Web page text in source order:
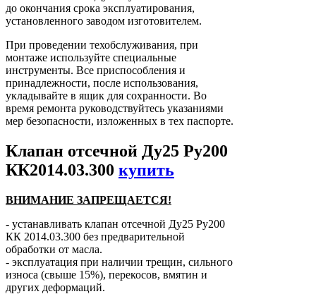
до окончания срока эксплуатирования,
установленного заводом изготовителем.
При проведении техобслуживания, при
монтаже используйте специальные
инструменты. Все приспособления и
принадлежности, после использования,
укладывайте в ящик для сохранности. Во
время ремонта руководствуйтесь указаниями
мер безопасности, изложенных в тех паспорте.
Клапан отсечной Ду25 Ру200
КК2014.03.300 купить
ВНИМАНИЕ ЗАПРЕЩАЕТСЯ!
- устанавливать клапан отсечной Ду25 Ру200
КК 2014.03.300 без предварительной
обработки от масла.
- эксплуатация при наличии трещин, сильного
износа (свыше 15%), перекосов, вмятин и
других деформаций.